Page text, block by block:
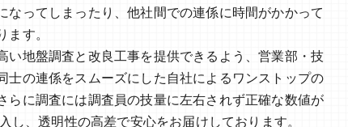
なってしまったり、他社間での連係に時間がかかって
す。
い地盤調査と改良工事を提供できるよう、営業部・技
士の連係をスムーズにした自社によるワンストップの
らに調査には調査員の技量に左右されず正確な数値が
、透明性の高差で安心をお届けしております。